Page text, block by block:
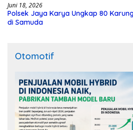
Juni 18, 2026
Polsek Jaya Karya Ungkap 80
di Samuda
Otomotif